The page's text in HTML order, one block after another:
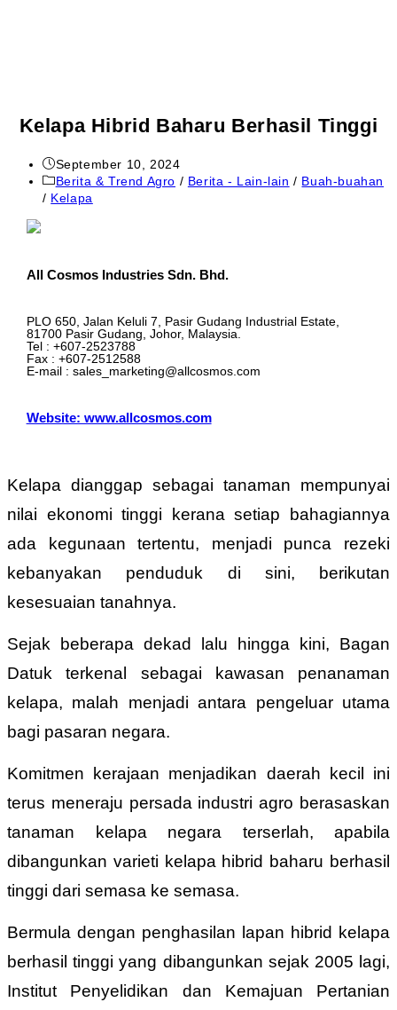
Kelapa Hibrid Baharu Berhasil Tinggi
September 10, 2024
Berita & Trend Agro / Berita - Lain-lain / Buah-buahan
/ Kelapa
All Cosmos Industries Sdn. Bhd.
PLO 650, Jalan Keluli 7, Pasir Gudang Industrial Estate,
81700 Pasir Gudang, Johor, Malaysia.
Tel : +607-2523788
Fax : +607-2512588
E-mail : sales_marketing@allcosmos.com
Website: www.allcosmos.com
Kelapa dianggap sebagai tanaman mempunyai
nilai ekonomi tinggi kerana setiap bahagiannya
ada kegunaan tertentu, menjadi punca rezeki
kebanyakan penduduk di sini, berikutan
kesesuaian tanahnya.
Sejak beberapa dekad lalu hingga kini, Bagan
Datuk terkenal sebagai kawasan penanaman
kelapa, malah menjadi antara pengeluar utama
bagi pasaran negara.
Komitmen kerajaan menjadikan daerah kecil ini
terus meneraju persada industri agro berasaskan
tanaman kelapa negara terserlah, apabila
dibangunkan varieti kelapa hibrid baharu berhasil
tinggi dari semasa ke semasa.
Bermula dengan penghasilan lapan hibrid kelapa
berhasil tinggi yang dibangunkan sejak 2005 lagi,
Institut Penyelidikan dan Kemajuan Pertanian